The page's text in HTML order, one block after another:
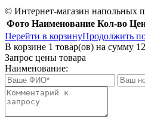
© Интернет-магазин напольных
Фото Наименование Кол-во
Перейти в корзинуПродолжить
В корзине 1 товар(ов) на сумму
Запрос цены товара
Наименование: